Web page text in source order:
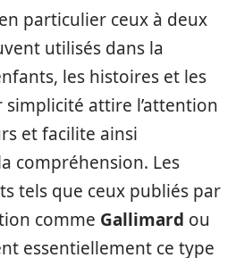
particulier ceux à deux
utilisés dans la
les histoires et les
attire l’attention
et facilite ainsi
compréhension. Les
tels que ceux publiés par
comme Gallimard ou
essentiellement ce type